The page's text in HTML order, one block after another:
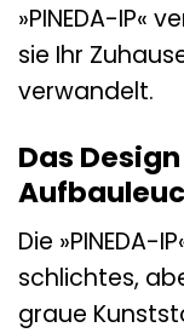
»PINEDA-IP«
sie Ihr
verwandelt.
Das Design
Die »PINEDA-
schlichtes,
graue